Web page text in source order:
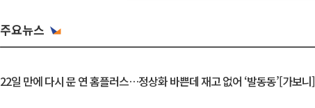
주요뉴스
22일 만에 다시 문 연 홈플러스…정상화 바쁜데 재고 없어 ‘발동동’[가보니]